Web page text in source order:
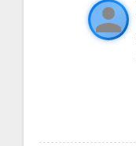
person